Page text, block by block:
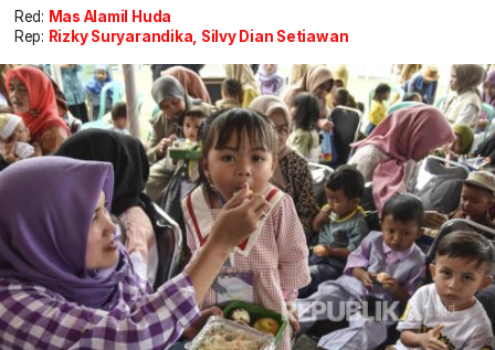
Red: Mas Alamil Huda
Rep: Rizky Suryarandika, Silvy Dian Setiawan